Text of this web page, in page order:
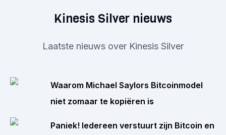
Kinesis Silver nieuws
Laatste nieuws over Kinesis Silver
Waarom Michael Saylors Bitcoinmodel
niet zomaar te kopiëren is
Paniek! Iedereen verstuurt zijn Bitcoin en